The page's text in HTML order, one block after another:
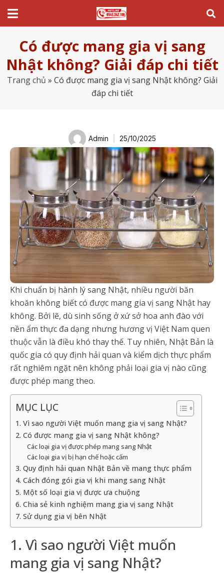
Có được mang gia vị sang
Nhật không? Giải đáp chi tiết
Trang chủ » Có được mang gia vị sang Nhật không? Giải
đáp chi tiết
Admin 25/10/2025
Khi chuẩn bị hành lý sang Nhật, nhiều người băn
khoăn không biết có được mang gia vị sang Nhật hay
không. Bởi lẽ, dù sinh sống ở xứ sở hoa anh đào với
nền ẩm thực đa dạng nhưng hương vị Việt Nam quen
thuộc vẫn là điều khó thay thế. Tuy nhiên, Nhật Bản là
quốc gia có quy định hải quan và kiểm dịch thực phẩm
rất nghiêm ngặt nên không phải loại gia vị nào cũng
được phép mang theo.
MỤC LỤC
1. Vì sao người Việt muốn mang gia vị sang Nhật?
2. Có được mang gia vị sang Nhật không?
Các loại gia vị được phép mang sang Nhật
Các loại gia vị bị hạn chế hoặc cấm
3. Quy định hải quan Nhật Bản về mang thực phẩm
4. Cách đóng gói gia vị khi mang sang Nhật
5. Một số loại gia vị được ưa chuộng
6. Chia sẻ kinh nghiệm mang gia vị sang Nhật
7. Sử dụng gia vị bên Nhật
1. Vì sao người Việt muốn
mang gia vị sang Nhật?